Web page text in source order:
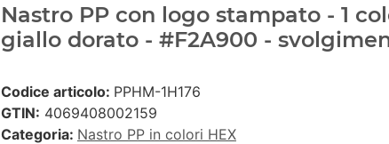
Nastro PP con logo stampato - 1
giallo dorato - #F2A900 -
Codice articolo: PPHM-1H176
GTIN: 4069408002159
Categoria: Nastro PP in colori HEX